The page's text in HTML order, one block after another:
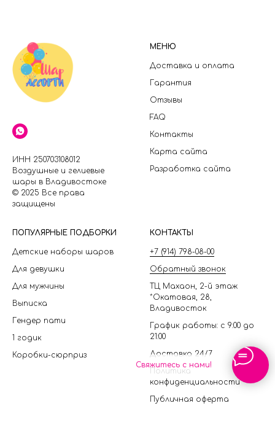
Свяжитесь с нами!
ИНН 250703108012
Воздушные и гелиевые
шары в Владивостоке
© 2025 Все права
защищены
МЕНЮ
Доставка и оплата
Гарантия
Отзывы
FAQ
Контакты
Карта сайта
Разработка сайта
ПОПУЛЯРНЫЕ ПОДБОРКИ
Детские наборы шаров
Для девушки
Для мужчины
Выписка
Гендер пати
1 годик
Коробки-сюрприз
КОНТАКТЫ
+7 (914) 798-08-00
Обратный звонок
ТЦ Махаон, 2-й этаж
*Окатовая, 28,
Владивосток
График работы: с 9:00 до
21:00
Доставка 24/7
Политика
конфиденциальности
Публичная оферта